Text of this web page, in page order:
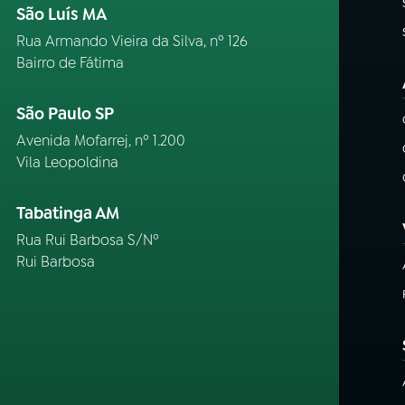
São Luís MA
Rua Armando Vieira da Silva, nº 126
Bairro de Fátima
São Paulo SP
Avenida Mofarrej, nº 1.200
Vila Leopoldina
Tabatinga AM
Rua Rui Barbosa S/Nº
Rui Barbosa